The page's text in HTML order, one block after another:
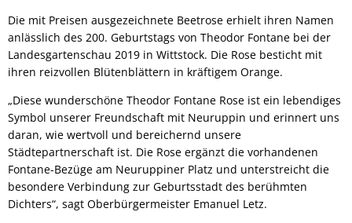
Die mit Preisen ausgezeichnete Beetrose erhielt ihren Namen
anlässlich des 200. Geburtstags von Theodor Fontane bei der
Landesgartenschau 2019 in Wittstock. Die Rose besticht mit
ihren reizvollen Blütenblättern in kräftigem Orange.
„Diese wunderschöne Theodor Fontane Rose ist ein lebendiges
Symbol unserer Freundschaft mit Neuruppin und erinnert uns
daran, wie wertvoll und bereichernd unsere
Städtepartnerschaft ist. Die Rose ergänzt die vorhandenen
Fontane-Bezüge am Neuruppiner Platz und unterstreicht die
besondere Verbindung zur Geburtsstadt des berühmten
Dichters“, sagt Oberbürgermeister Emanuel Letz.